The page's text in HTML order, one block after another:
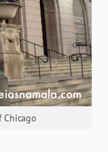
Chicago